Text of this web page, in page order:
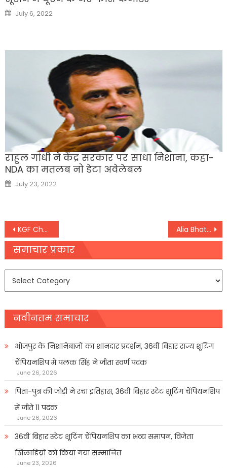
Posted
on
July 6, 2022
राहुल गांधी ने केंद्र सरकार पर साधा निशाना, कहा-
NDA का मतलब नो डेटा अवेलेबल
Posted
on
July 23, 2022
Post
navigation
KGF Chapter 2 OTT Release: इस OTT प्लेटफॉर्म पर रिलीज होगी ‘केजीएफ 2’, Alia Bhatt Bridal Look: पेस्टल साड़ी से लेकर मिनिमल मेकअप तक
समाचार प्रकार
समाचार
नवीनतम समाचार
भोजपुर के निशानेबाजों का शानदार प्रदर्शन, 36वीं बिहार राज्य शूटिंग
चैंपियनशिप में पलक सिंह ने जीता स्वर्ण पदक
June 26, 2026
पिता-पुत्र की जोड़ी ने रचा इतिहास, 36वीं बिहार स्टेट शूटिंग चैंपियनशिप
में जीते 11 पदक
June 26, 2026
36वीं बिहार स्टेट शूटिंग चैंपियनशिप का भव्य समापन, विजेता
खिलाडिय़ों को किया गया सम्मानित
June 23, 2026